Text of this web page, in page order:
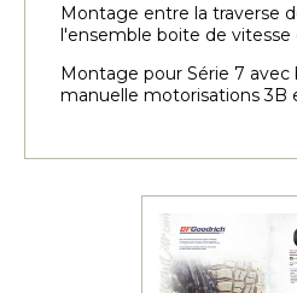
Montage entre la traverse
l'ensemble boite de
Montage pour Série 7 avec
manuelle motorisations 3B